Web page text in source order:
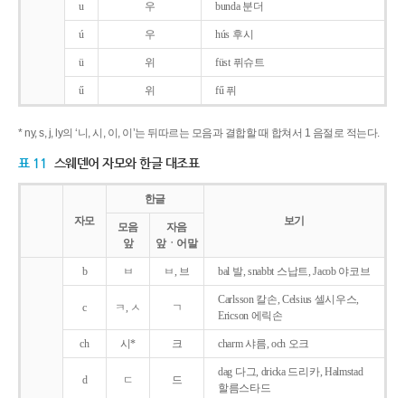
u 우 bunda 분더
ú 우 hús 후시
ü 위 füst 퓌슈트
ű 위 fű 퓌
* ny, s, j, ly의 ‘니, 시, 이, 이’는 뒤따르는 모음과 결합할 때 합쳐서 1 음절로 적는다.
표 11 스웨덴어 자모와 한글 대조표
자모
한글
보기
모음
앞
자음
앞ㆍ어말
b ㅂ ㅂ, 브 bal 발, snabbt 스납트, Jacob 야코브
c ㅋ, ㅅ ㄱ
Carlsson 칼손, Celsius 셀시우스,
Ericson 에릭손
ch 시* 크 charm 샤름, och 오크
d ㄷ 드
dag 다그, dricka 드리카, Halmstad
할름스타드